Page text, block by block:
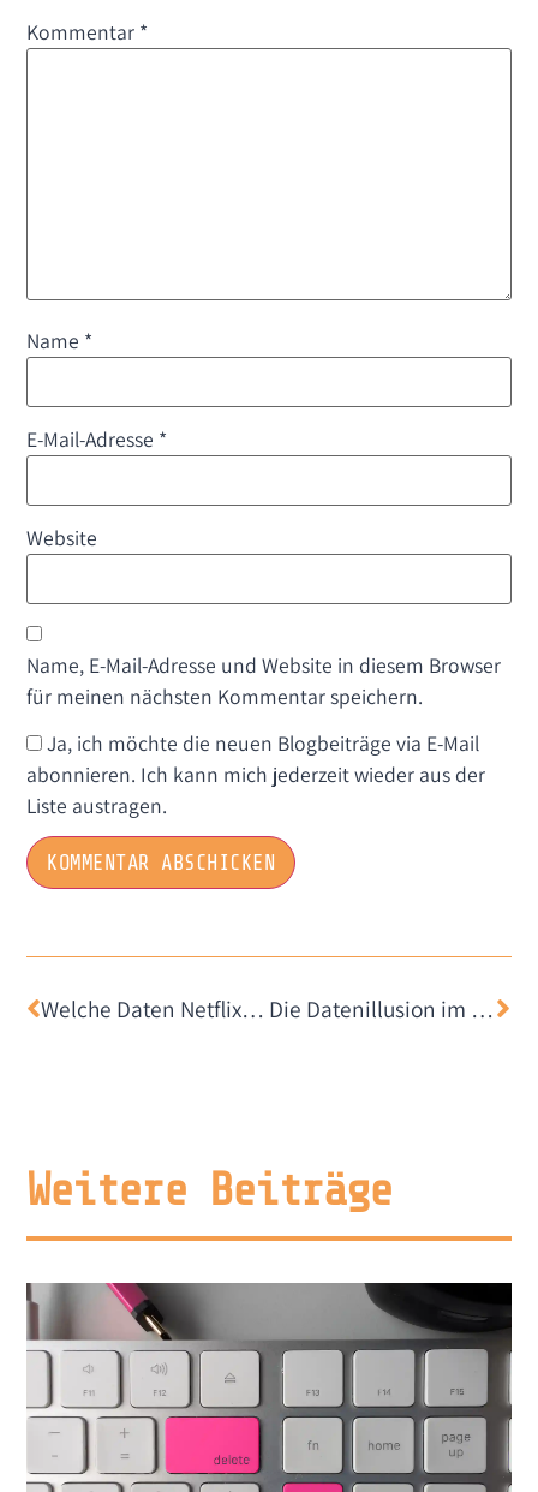
Kommentar *
Name *
E-Mail-Adresse *
Website
Name, E-Mail-Adresse und Website in diesem Browser
für meinen nächsten Kommentar speichern.
Ja, ich möchte die neuen Blogbeiträge via E-Mail
abonnieren. Ich kann mich jederzeit wieder aus der
Liste austragen.
Welche Daten Netflix und Spotify über uns „offiziell“ sammeln…und was sie dabei nicht verraten Die Datenillusion im Contact Tracing
Weitere Beiträge